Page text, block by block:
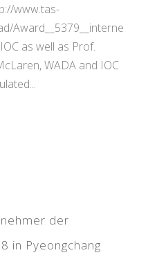
www.tas-
Award__5379__interne
as well as Prof.
WADA and IOC
der
in Pyeongchang